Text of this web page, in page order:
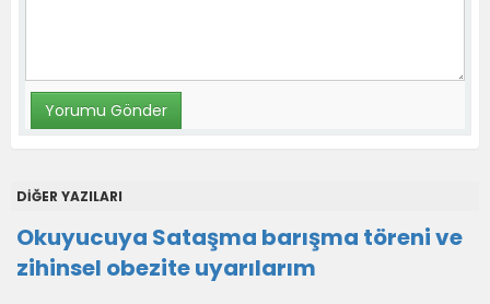
DİĞER YAZILARI
Okuyucuya Sataşma barışma töreni ve
zihinsel obezite uyarılarım